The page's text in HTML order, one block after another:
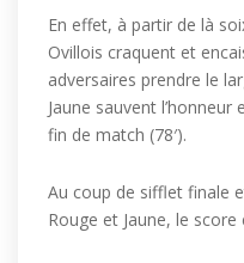
En effet, à partir de là
Ovillois craquent et
adversaires prendre le
Jaune sauvent
fin de match (78′).
Au coup de sifflet finale
Rouge et Jaune, le